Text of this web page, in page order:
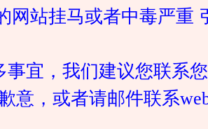
网站挂马或者中毒严重
事宜，我们建议您联系
意，或者请邮件联系